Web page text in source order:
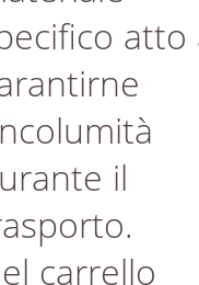
atto
il
carrello